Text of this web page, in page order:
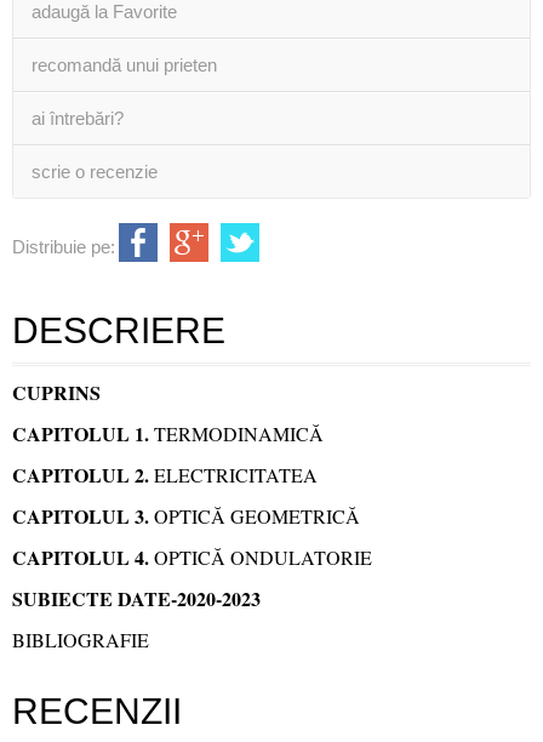
adaugă la Favorite
recomandă unui prieten
ai întrebări?
scrie o recenzie
Distribuie pe:
DESCRIERE
CUPRINS
CAPITOLUL 1.TERMODINAMICĂ
CAPITOLUL 2.ELECTRICITATEA
CAPITOLUL 3.OPTICĂ GEOMETRICĂ
CAPITOLUL 4.OPTICĂ ONDULATORIE
SUBIECTE DATE-2020-2023
BIBLIOGRAFIE
RECENZII